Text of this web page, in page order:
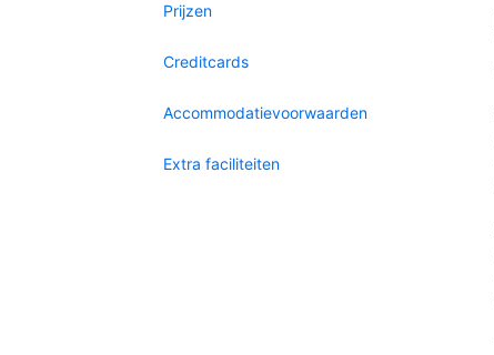
Prijzen
Creditcards
Accommodatievoorwaarden
Extra faciliteiten